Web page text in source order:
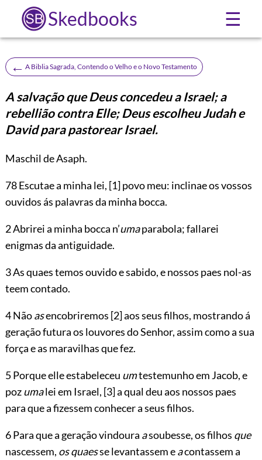
Skedbooks ☰
← A Biblia Sagrada, Contendo o Velho e o Novo Testamento
A salvação que Deus concedeu a Israel; a
rebellião contra Elle; Deus escolheu Judah e
David para pastorear Israel.
Maschil de Asaph.
78Escutae a minha lei, [1]povo meu: inclinae os vossos
ouvidos ás palavras da minha bocca.
2 Abrirei a minha bocca n’umaparabola; fallarei
enigmas da antiguidade.
3 As quaes temos ouvido e sabido, e nossos paes nol-as
teem contado.
4 Nãoasencobriremos [2]aos seus filhos, mostrando á
geração futura os louvores do Senhor, assim como a sua
força e as maravilhas que fez.
5 Porque elle estabeleceu umtestemunho em Jacob, e
pozumalei em Israel, [3]a qual deu aos nossos paes
para que a fizessem conhecer a seus filhos.
6 Para que a geração vindoura asoubesse, os filhos que
nascessem, os quaesse levantassem eacontassem a